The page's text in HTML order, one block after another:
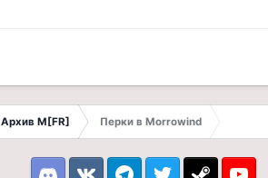
Архив M[FR] Перки в Morrowind